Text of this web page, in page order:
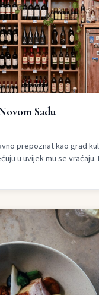
Sadu
prepoznat kao grad
u uvijek mu se